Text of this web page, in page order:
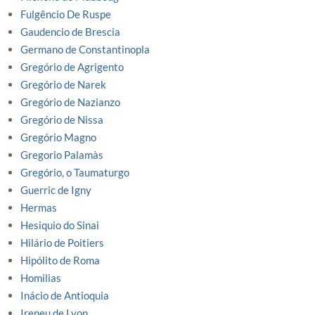
Fulgêncio De Ruspe
Gaudencio de Brescia
Germano de Constantinopla
Gregório de Agrigento
Gregório de Narek
Gregório de Nazianzo
Gregório de Nissa
Gregório Magno
Gregorio Palamàs
Gregório, o Taumaturgo
Guerric de Igny
Hermas
Hesiquio do Sinai
Hilário de Poitiers
Hipólito de Roma
Homilias
Inácio de Antioquia